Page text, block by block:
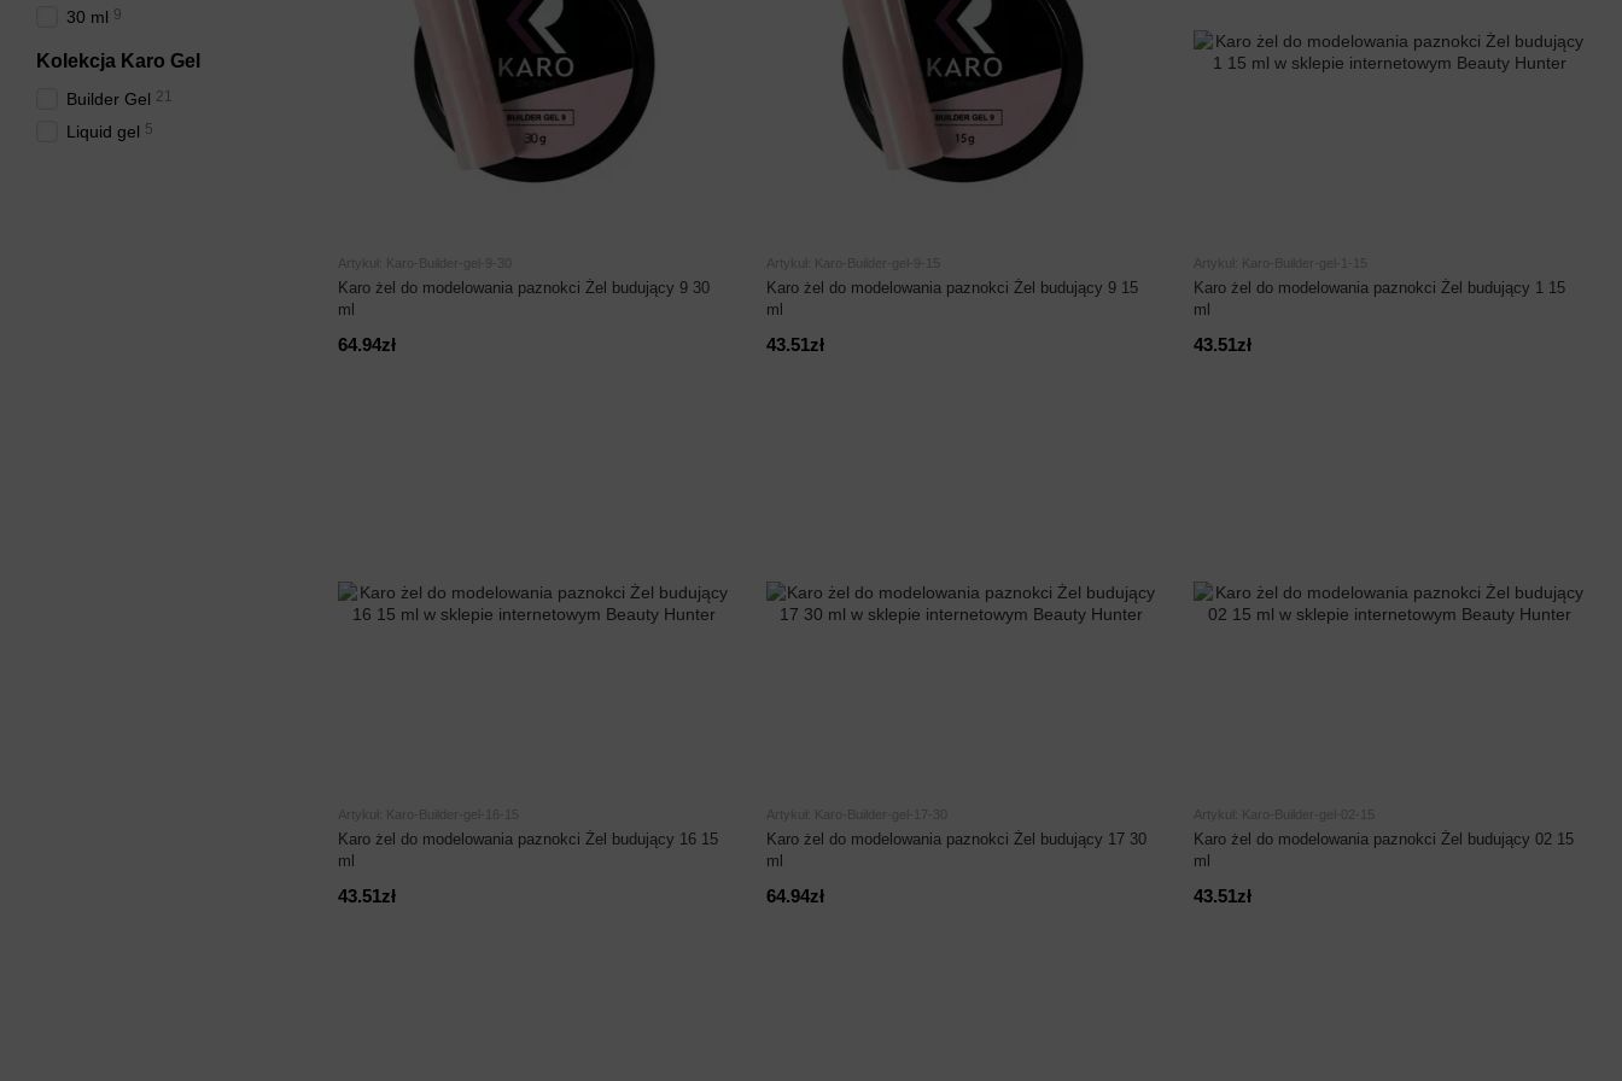
Artykuł: Karo-Builder-gel-9-30
Karo żel do modelowania paznokci Żel budujący 9 30
ml
64.94zł
Artykuł: Karo-Builder-gel-9-15
Karo żel do modelowania paznokci Żel budujący 9 15
ml
43.51zł
Artykuł: Karo-Builder-gel-1-15
Karo żel do modelowania paznokci Żel budujący 1 15
ml
43.51zł
Artykuł: Karo-Builder-gel-16-15
Karo żel do modelowania paznokci Żel budujący 16 15
ml
43.51zł
Artykuł: Karo-Builder-gel-17-30
Karo żel do modelowania paznokci Żel budujący 17 30
ml
64.94zł
Artykuł: Karo-Builder-gel-02-15
Karo żel do modelowania paznokci Żel budujący 02 15
ml
43.51zł
30 ml 9
Kolekcja Karo Gel
Builder Gel 21
Liquid gel 5